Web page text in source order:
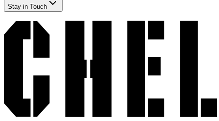
Stay in Touch​​​​‌ ‍ ​‍​‍‌‍ ‌ ​‍‌‍‍‌‌‍‌ ‌‍‍‌‌‍ ‍​‍​‍​ ‍‍​‍​‍‌ ​ ‌‍​‌‌‍ ‍‌‍‍‌‌ ‌​‌ ‍‌​‍ ‍‌‍‍‌‌‍ ​‍​‍​‍ ​​‍​‍‌‍‍​‌ ​‍‌‍‌‌‌‍‌‍​‍​‍​ ‍‍​‍​‍‌‍‍​‌ ‌​‌ ‌​‌ ​​‌ ​ ​ ‍‍​‍ ​‍ ‌‍​ ‌‍‍​‌‍‌‌‌‍ ​‌ ​ ‌‍‌‌‌‍​‌‌ ​​‌‍‍‌‌‍‌‌‌ ​‍‌ ​ ​‍ ‍‌ ​ ‌‍​‌‌‍ ‍‌‍‍‌‌ ‌​‌ ‍‌​‍ ‍‌ ​ ‌ ‌​‌ ‌‌‌‍‌​‌‍‍‌‌‍ ​‍ ‌‍‍‌‌‍ ‍‌ ‌​‌‍‌‌‌‍ ‍‌ ‌​​‍ ‌‍‌‌‌‍‌​‌‍‍‌‌ ‌​​‍ ‌‍ ‌‌‍ ‌‍‌​‌‍‌‌​ ‌‌ ​​‌ ​‍‌‍‌‌‌ ​ ‌‍‌‌‌‍ ‍‌ ‌​‌‍​‌‌ ‌​‌‍‍‌‌‍ ‌‍ ‍​ ‍ ‌‍‍‌‌‍‌​​ ‌‌‍‌‍‌‍ ‌‍ ‌ ‌​‌‍‌‌‌ ​‍​ ‍ ‌ ‌​‌ ‍‌‌ ​​‌‍‌‌​ ‌‌‍‌‍‌‍ ‌‍ ‌ ‌​‌‍‌‌‌ ​‍​ ‍ ‌ ​​‌‍​‌‌ ‌​‌‍‍​​ ‌‌‍​ ‌‍ ‌‍ ​‌ ‌‌‌‍ ‌‌‍ ‍‌ ​ ​‍‌‌​ ‌‌‌​​‍‌‌ ‌‍‍ ‌‍‌‌‌ ‍‌​‍‌‌​ ​ ‌​‌​​‍‌‌​ ​ ‌​‌​​‍‌‌​ ​‍​ ​‍​ ‍​‌‍​‍‌‍‌​​ ​‌‌‍​‍‌‍‌‌‌‍‌‌‌‍‌​‌‍​‌​ ​‍‌‍‌‌‌‍​‌​‍‌‌​ ​‍​ ​‍​‍‌‌​ ‌‌‌​‌​​‍ ‍‌ ‌​‌‍‍‌‌ ‌​‌‍ ​‌‍‌‌​ ‌‍​‍‌‍​‌‌ ​ ‌‍‌‌‌‌‌‌‌ ​‍‌‍ ​​ ‌‌‍‍​‌ ‌​‌ ‌​‌ ​​‌ ​ ​‍‌‌​ ​ ‌​​‌​‍‌‌​ ​‍‌​‌‍​‍‌‌​ ​‍‌​‌‍‌‍​ ‌‍‍​‌‍‌‌‌‍ ​‌ ​ ‌‍‌‌‌‍​‌‌ ​​‌‍‍‌‌‍‌‌‌ ​‍‌ ​ ​‍ ‍‌ ​ ‌‍​‌‌‍ ‍‌‍‍‌‌ ‌​‌ ‍‌​‍ ‍‌ ​ ‌ ‌​‌ ‌‌‌‍‌​‌‍‍‌‌‍ ​‍‌‍‌‍‍‌‌‍‌​​ ‌‌‍‌‍‌‍ ‌‍ ‌ ‌​‌‍‌‌‌ ​‍​‍‌‍‌ ‌​‌ ‍‌‌ ​​‌‍‌‌​ ‌‌‍‌‍‌‍ ‌‍ ‌ ‌​‌‍‌‌‌ ​‍​‍‌‍‌ ​​‌‍​‌‌ ‌​‌‍‍​​ ‌‌‍​ ‌‍ ‌‍ ​‌ ‌‌‌‍ ‌‌‍ ‍‌ ​ ​‍‌‌​ ‌‌‌​​‍‌‌ ‌‍‍ ‌‍‌‌‌ ‍‌​‍‌‌​ ​ ‌​‌​​‍‌‌​ ​ ‌​‌​​‍‌‌​ ​‍​ ​‍​ ‍​‌‍​‍‌‍‌​​ ​‌‌‍​‍‌‍‌‌‌‍‌‌‌‍‌​‌‍​‌​ ​‍‌‍‌‌‌‍​‌​‍‌‌​ ​‍​ ​‍​‍‌‌​ ‌‌‌​‌​​‍ ‍‌ ‌​‌‍‍‌‌ ‌​‌‍ ​‌‍‌‌​‍‌‍‌ ​​‌‍‌‌‌ ​‍‌ ​ ‌ ​​‌‍‌‌‌‍​ ‌ ‌​‌‍‍‌‌ ‌‍‌‍‌‌​ ‌‌ ​​‌ ‌‌‌‍​‍‌‍ ​‌‍‍‌‌ ​ ‌‍‍​‌‍‌‌‌‍‌​​‍​‍‌ ‌